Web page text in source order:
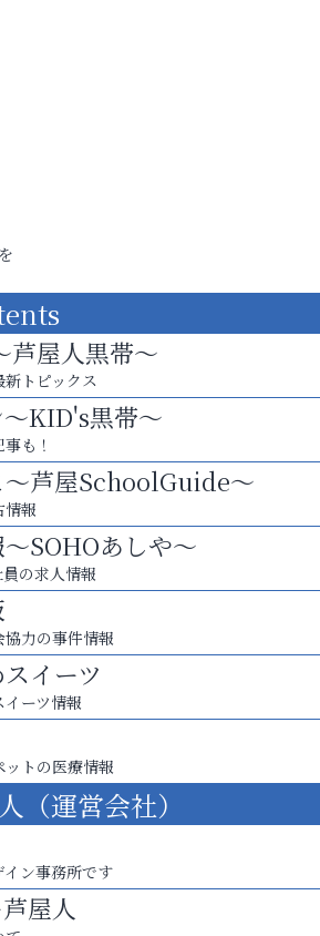
芦屋人黒帯～
トピックス
KID's黒帯～
も！
～芦屋SchoolGuide～
情報
SOHOあしや～
の求人情報
力の事件情報
イーツ
ーツ情報
トの医療情報
（運営会社）
ン事務所です
屋人